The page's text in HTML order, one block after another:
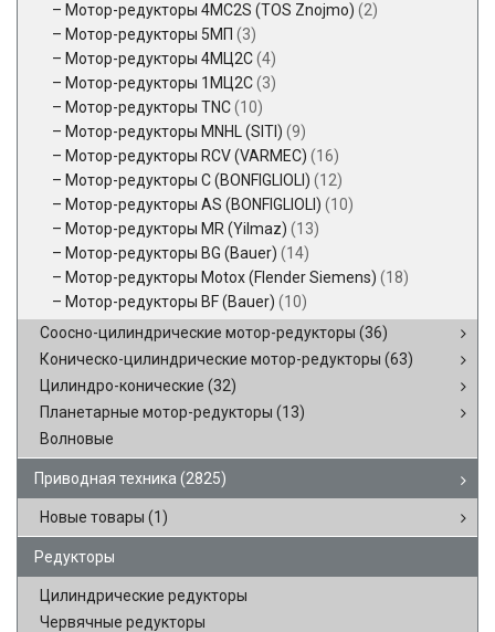
Мотор-редукторы 4MC2S (TOS Znojmo) (2)
Мотор-редукторы 5МП (3)
Мотор-редукторы 4МЦ2С(4)
Мотор-редукторы 1МЦ2С(3)
Мотор-редукторы TNC(10)
Мотор-редукторы MNHL (SITI) (9)
Мотор-редукторы RCV (VARMEC) (16)
Мотор-редукторы C (BONFIGLIOLI) (12)
Мотор-редукторы AS (BONFIGLIOLI) (10)
Мотор-редукторы MR (Yilmaz) (13)
Мотор-редукторы BG (Bauer) (14)
Мотор-редукторы Motox (Flender Siemens) (18)
Мотор-редукторы BF (Bauer) (10)
Соосно-цилиндрические мотор-редукторы (36)
Коническо-цилиндрические мотор-редукторы (63)
Цилиндро-конические (32)
Планетарные мотор-редукторы (13)
Волновые
Приводная техника (2825)
Новые товары (1)
Редукторы
Цилиндрические редукторы
Червячные редукторы